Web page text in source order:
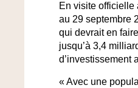
En visite officielle
au 29 septembre
qui devrait en
jusqu’à 3,4
d’investissement
« Avec une